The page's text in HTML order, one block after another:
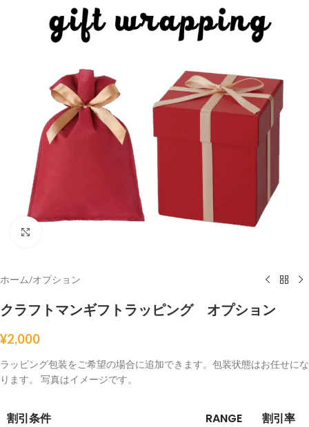
ホーム/オプション
クラフトマンギフトラッピング オプション
¥2,000
ラッピング包装をご希望の場合に追加できます。包装状態はお任せにな
ります。 写真はイメージです。
割引条件 RANGE 割引率